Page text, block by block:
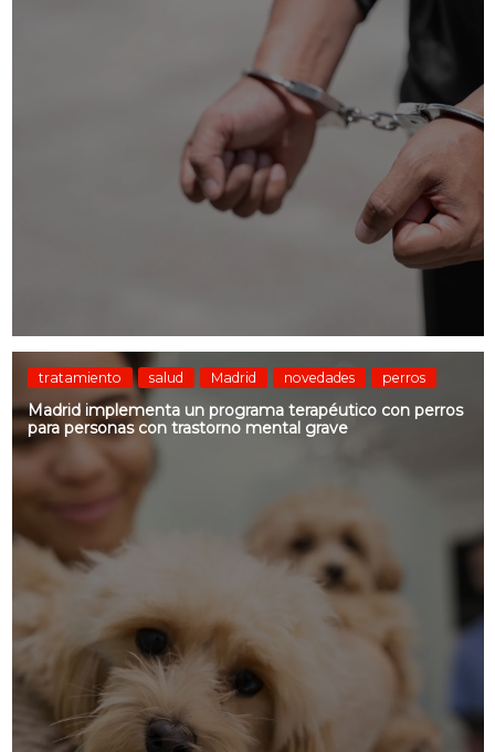
tratamiento salud Madrid novedades perros
Madrid implementa un programa terapéutico con perros
para personas con trastorno mental grave